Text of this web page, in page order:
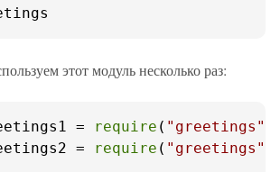
этот модуль несколько раз:
= require ( "greetings"
= require ( "greetings"